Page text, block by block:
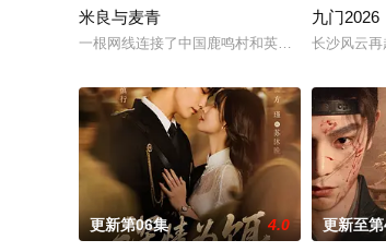
米良与麦青
一根网线连接了中国鹿鸣村和英国牛津，麦香
九门2026
长沙风云再
更新第06集 4.0 更新至